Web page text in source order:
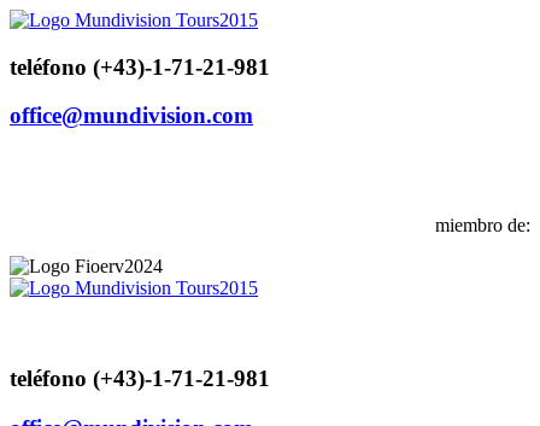
teléfono (+43)-1-71-21-981
office@mundivision.com
miembro de:
teléfono (+43)-1-71-21-981